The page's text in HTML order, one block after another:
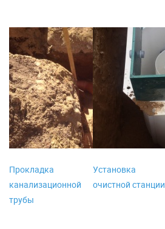
Прокладка
канализационной
трубы
Установка
очистной станции